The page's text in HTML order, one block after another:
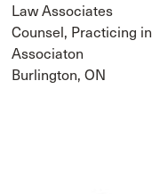
Law Associates
Counsel, Practicing in
Associaton
Burlington, ON